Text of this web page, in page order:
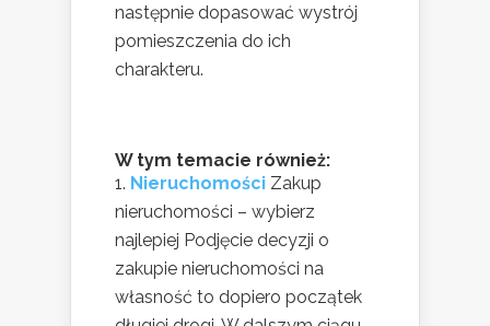
następnie dopasować wystrój
pomieszczenia do ich
charakteru.
W tym temacie również:
Nieruchomości Zakup
nieruchomości – wybierz
najlepiej Podjęcie decyzji o
zakupie nieruchomości na
własność to dopiero początek